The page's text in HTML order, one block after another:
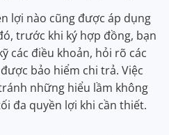
lợi nào cũng được áp dụng
trước khi ký hợp đồng, bạn
các điều khoản, hỏi rõ các
bảo hiểm chi trả. Việc
những hiểu lầm không
đa quyền lợi khi cần thiết.